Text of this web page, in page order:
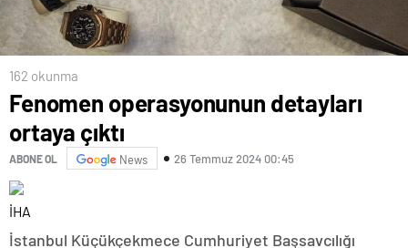
162 okunma
Fenomen operasyonunun detayları
ortaya çıktı
ABONE OL News 26 Temmuz 2024 00:45
İHA
İstanbul Küçükçekmece Cumhuriyet Başsavcılığı